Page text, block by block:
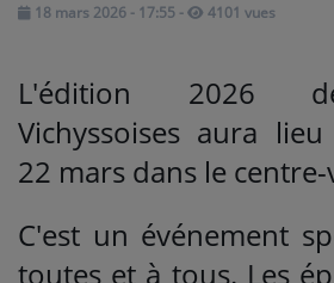
Agenda
Se connecter
18 mars 2026 - 17:55 - 4101 vues
L'édition 2026
Vichyssoises aura
22 mars dans le
C'est un événement
toutes et à tous. Les